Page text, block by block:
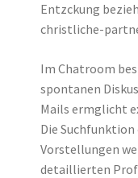
Entzckung
christliche-
Im Chatroom
spontanen
Mails ermglicht
Die
Vorstellungen
detaillierten